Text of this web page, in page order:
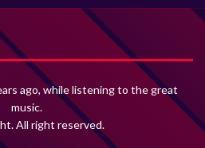
ago, while listening to the great
music.
All right reserved.